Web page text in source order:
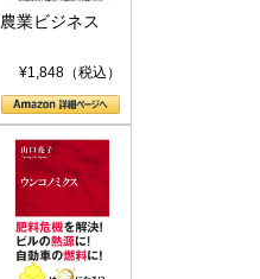
農業ビジネス
¥1,848（税込）